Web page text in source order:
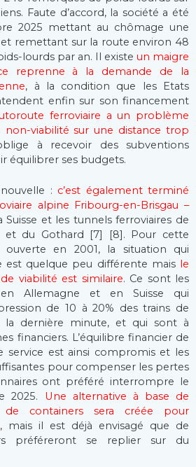
Faute d’accord, la société a été
2025 mettant au chômage une
et remettant sur la route environ 48
lourds par an. Il existe un maigre
reprenne à la demande de la
, à la condition que les Etats
enfin sur son financement
ferroviaire a un problème
non-viabilité sur une distance trop
à recevoir des subventions
équilibrer ses budgets.
: c’est également terminé
alpine Fribourg-en-Brisgau –
Suisse et les tunnels ferroviaires de
et du Gothard [7] [8]. Pour cette
ouverte en 2001, la situation qui
est quelque peu différente mais
le
viabilité est similaire. Ce sont les
Allemagne et en Suisse qui
de 10 à 20% des trains de
la dernière minute, et qui sont à
financiers. L’équilibre financier de
service est ainsi compromis et les
pour compenser les pertes
ont préféré interrompre le
2025. Une alternative à base de
containers sera créée pour
, mais il est déjà envisagé que de
préféreront se replier sur du